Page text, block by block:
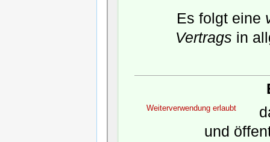
Es folgt eine
Vertrags in
Weiterverwendung erlaubt
und